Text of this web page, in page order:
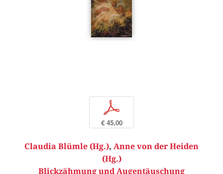
p
€ 45,00
Claudia Blümle (Hg.), Anne von der Heiden
(Hg.)
Blickzähmung und Augentäuschung